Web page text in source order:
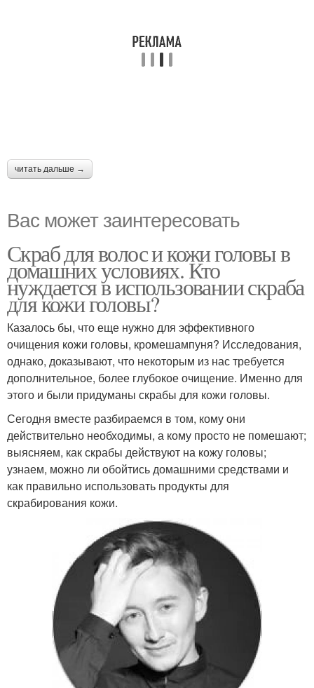
читать дальше →
Вас может заинтересовать
Скраб для волос и кожи головы в
домашних условиях. Кто
нуждается в использовании скраба
для кожи головы?
Казалось бы, что еще нужно для эффективного
очищения кожи головы, кромешампуня? Исследования,
однако, доказывают, что некоторым из нас требуется
дополнительное, более глубокое очищение. Именно для
этого и были придуманы скрабы для кожи головы.
Сегодня вместе разбираемся в том, кому они
действительно необходимы, а кому просто не помешают;
выясняем, как скрабы действуют на кожу головы;
узнаем, можно ли обойтись домашними средствами и
как правильно использовать продукты для
скрабирования кожи.